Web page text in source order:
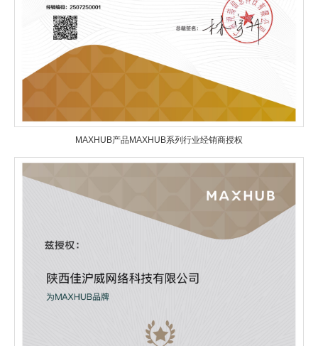
MAXHUB产品MAXHUB系列行业经销商授权